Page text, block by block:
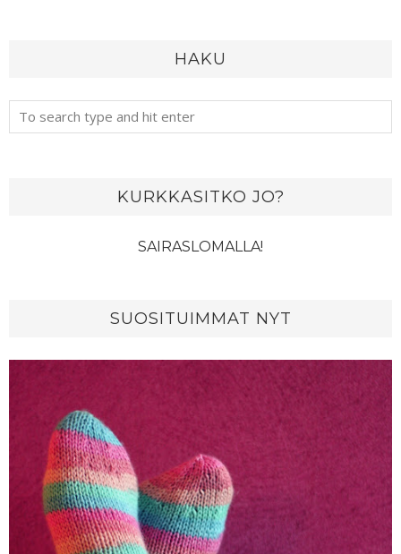
HAKU
KURKKASITKO JO?
SAIRASLOMALLA!
SUOSITUIMMAT NYT